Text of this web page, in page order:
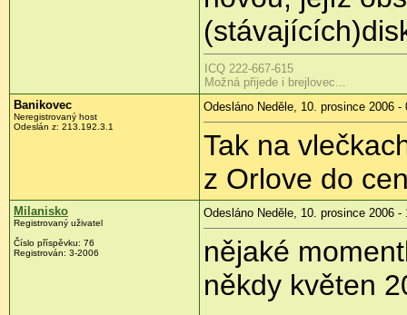
ICQ 222-667-615
Možná přijede i brejlovec...
Banikovec
Neregistrovaný host
Odeslán z: 213.192.3.1
Odesláno Neděle, 10. prosince 2006 -
Tak na
z Orlove do
Milanisko
Registrovaný uživatel
Číslo příspěvku: 76
Registrován: 3-2006
Odesláno Neděle, 10. prosince 2006 -
nějaké
někdy květen